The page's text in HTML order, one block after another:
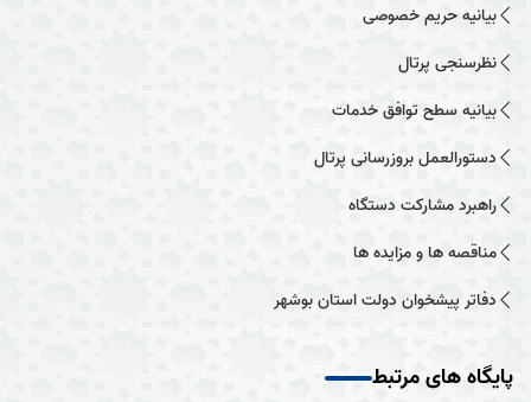
بیانیه حریم خصوصی
نظرسنجی پرتال
بیانیه سطح توافق خدمات
دستورالعمل بروزرسانی پرتال
راهبرد مشارکت دستگاه
مناقصه ها و مزایده ها
دفاتر پیشخوان دولت استان بوشهر
پایگاه های مرتبط